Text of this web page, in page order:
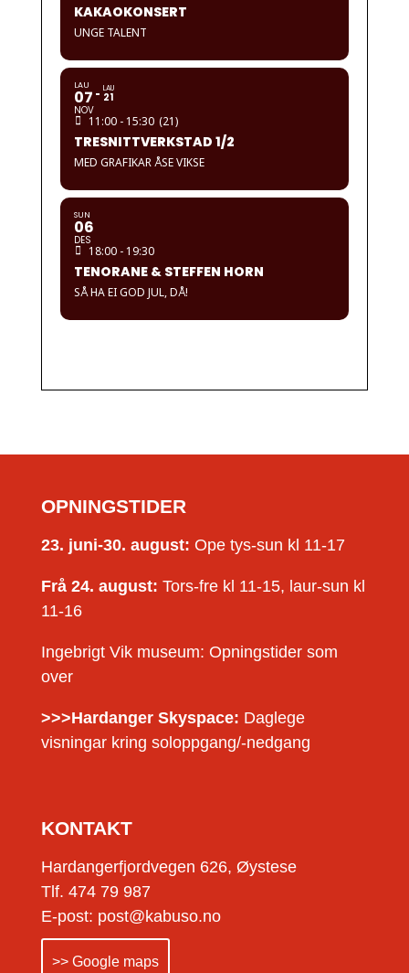
KAKAOKONSERT
UNGE TALENT
LAU
07
NOV
LAU
21
11:00 - 15:30 (21)
TRESNITTVERKSTAD 1/2
MED GRAFIKAR ÅSE VIKSE
SUN
06
DES
18:00 - 19:30
TENORANE & STEFFEN HORN
SÅ HA EI GOD JUL, DÅ!
OPNINGSTIDER
23. juni-30. august: Ope tys-sun kl 11-17
Frå 24. august: Tors-fre kl 11-15, laur-sun kl
11-16
Ingebrigt Vik museum: Opningstider som
over
>>>Hardanger Skyspace: Daglege
visningar kring soloppgang/-nedgang
KONTAKT
Hardangerfjordvegen 626, Øystese
Tlf. 474 79 987
E-post: post@kabuso.no
>> Google maps